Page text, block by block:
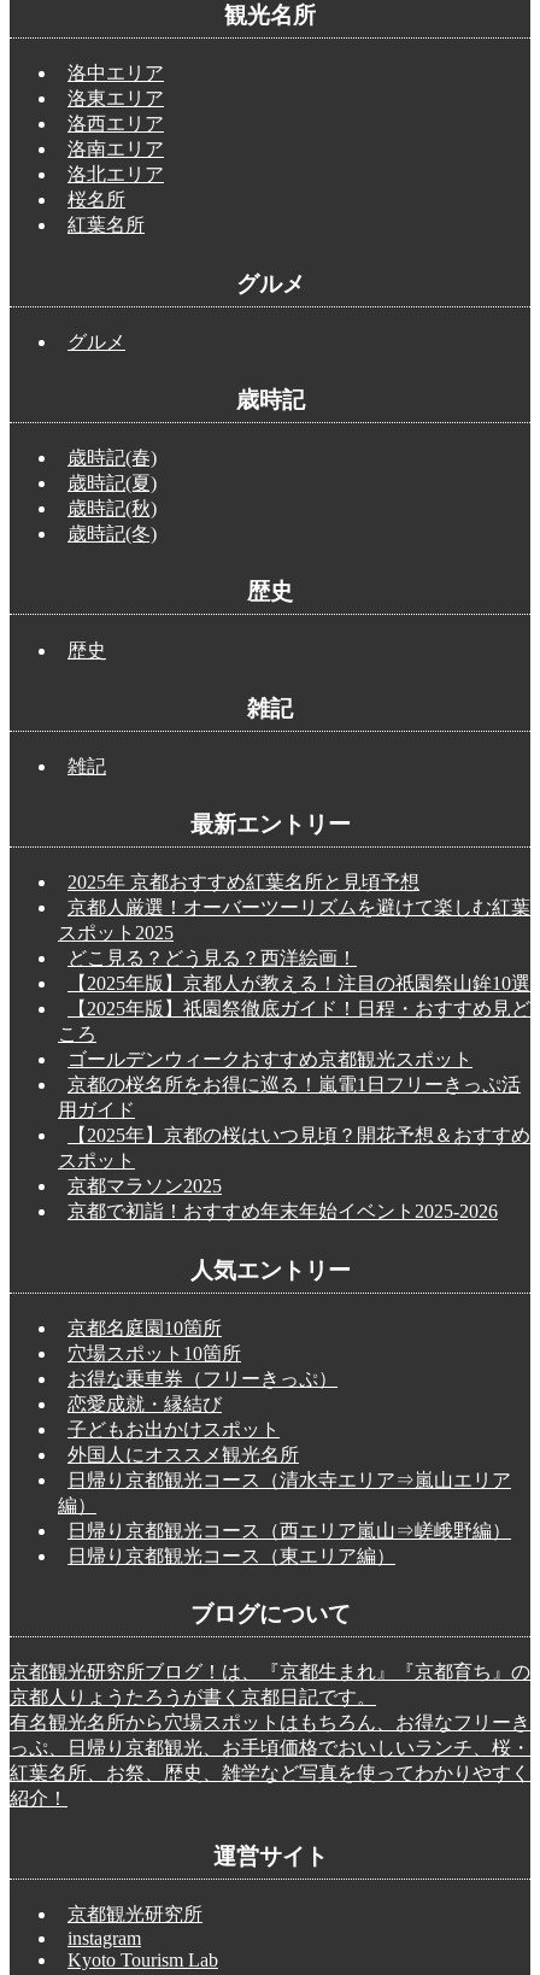
観光名所
洛中エリア
洛東エリア
洛西エリア
洛南エリア
洛北エリア
桜名所
紅葉名所
グルメ
グルメ
歳時記
歳時記(春)
歳時記(夏)
歳時記(秋)
歳時記(冬)
歴史
歴史
雑記
雑記
最新エントリー
2025年 京都おすすめ紅葉名所と見頃予想
京都人厳選！オーバーツーリズムを避けて楽しむ紅葉
スポット2025
どこ見る？どう見る？西洋絵画！
【2025年版】京都人が教える！注目の祇園祭山鉾10選
【2025年版】祇園祭徹底ガイド！日程・おすすめ見ど
ころ
ゴールデンウィークおすすめ京都観光スポット
京都の桜名所をお得に巡る！嵐電1日フリーきっぷ活
用ガイド
【2025年】京都の桜はいつ見頃？開花予想＆おすすめ
スポット
京都マラソン2025
京都で初詣！おすすめ年末年始イベント2025-2026
人気エントリー
京都名庭園10箇所
穴場スポット10箇所
お得な乗車券（フリーきっぷ）
恋愛成就・縁結び
子どもお出かけスポット
外国人にオススメ観光名所
日帰り京都観光コース（清水寺エリア⇒嵐山エリア
編）
日帰り京都観光コース（西エリア嵐山⇒嵯峨野編）
日帰り京都観光コース（東エリア編）
ブログについて
京都観光研究所ブログ！は、『京都生まれ』『京都育ち』の
京都人りょうたろうが書く京都日記です。
有名観光名所から穴場スポットはもちろん、お得なフリーき
っぷ、日帰り京都観光、お手頃価格でおいしいランチ、桜・
紅葉名所、お祭、歴史、雑学など写真を使ってわかりやすく
紹介！
運営サイト
京都観光研究所
instagram
Kyoto Tourism Lab